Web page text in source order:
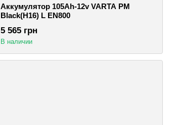
Аккумулятор 105Ah-12v VARTA PM
Black(H16) L EN800
5 565 грн
В наличии